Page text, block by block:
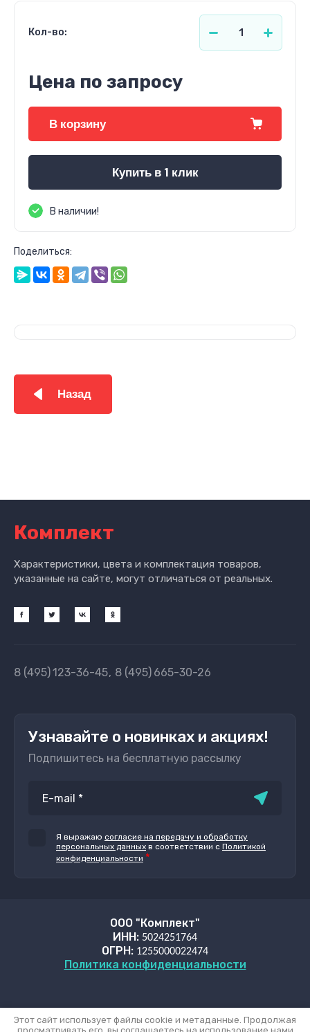
Кол-во:
Цена по запросу
В корзину
Купить в 1 клик
В наличии!
Поделиться:
Назад
Комплект
Характеристики, цвета и комплектация товаров,
указанные на сайте, могут отличаться от реальных.
8 (495)123-36-45 8 (495) 665-30-26
Узнавайте о новинках и акциях!
Подпишитесь на бесплатную рассылку
Я выражаю согласие на передачу и обработку
персональных данных в соответствии с Политикой
конфиденциальности *
ООО "Комплект"
ИНН: 5024251764
ОГРН: 1255000022474
Политика конфиденциальности
Этот сайт использует файлы cookie и метаданные. Продолжая